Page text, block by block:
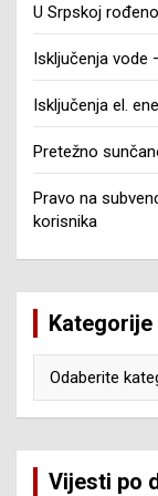
U Srpskoj
Isključenja vode
Isključenja el.
Pretežno
Pravo na
korisnika
Kategorije
Vijesti po